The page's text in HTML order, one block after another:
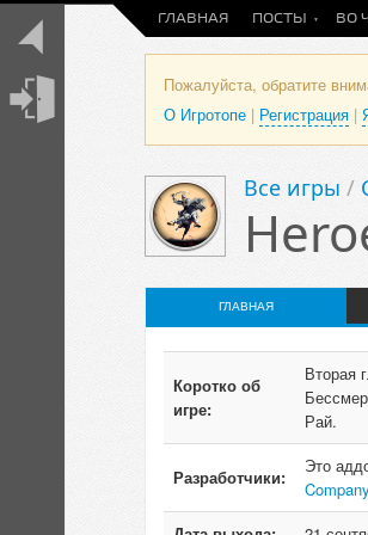
ГЛАВНАЯ ПОСТЫ ВО
Пожалуйста, обратите
О Игротопе | Регистрация |
Все игры /
ГЛАВНАЯ
Коротко об
игре:
Вторая
Рай.
Разработчики:
Это
Company